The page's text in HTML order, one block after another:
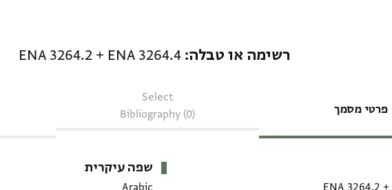
רשימה או טבלה ENA 3264.4
+
ENA 3264.2
פרטי מסמך
Select
Bibliography (0)
שפה עיקרית